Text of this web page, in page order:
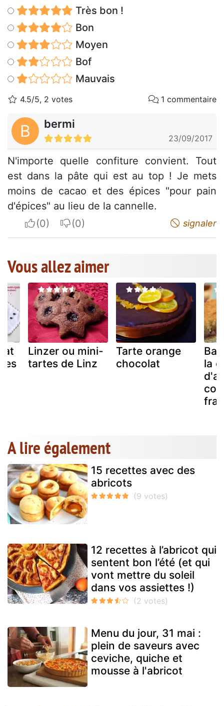
Très bon !
Bon
Moyen
Bof
Mauvais
4.5/5, 2 votes 1 commentaire
B bermi
23/09/2017
N'importe quelle confiture convient. Tout
est dans la pâte qui est au top ! Je mets
moins de cacao et des épices "pour pain
d'épices" au lieu de la cannelle.
I apreciateI do not appreciate signaler
Vous allez aimer
Linzer ou mini-
tartes de Linz
Tarte orange
chocolat
la
A lire également
15 recettes avec des
abricots
12 recettes à l’abricot qui
sentent bon l’été (et qui
vont mettre du soleil
dans vos assiettes !)
Menu du jour, 31 mai :
plein de saveurs avec
ceviche, quiche et
mousse à l'abricot